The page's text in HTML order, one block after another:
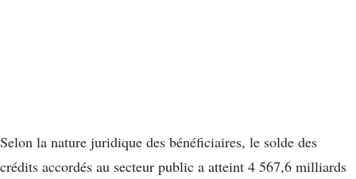
Selon la nature juridique des bénéficiaires, le solde des
crédits accordés au secteur public a atteint 4 567,6 milliards